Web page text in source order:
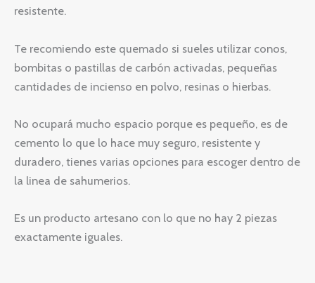
resistente.
Te recomiendo este quemado si sueles utilizar conos,
bombitas o pastillas de carbón activadas, pequeñas
cantidades de incienso en polvo, resinas o hierbas.
No ocupará mucho espacio porque es pequeño, es de
cemento lo que lo hace muy seguro, resistente y
duradero, tienes varias opciones para escoger dentro de
la linea de sahumerios.
Es un producto artesano con lo que no hay 2 piezas
exactamente iguales.